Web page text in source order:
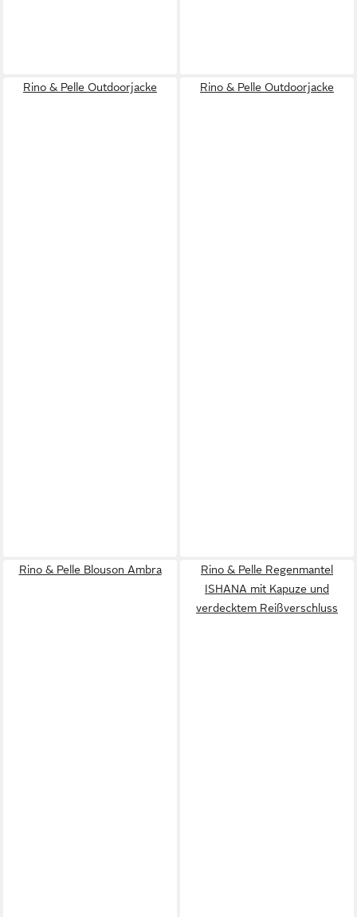
Rino & Pelle Outdoorjacke Rino & Pelle Outdoorjacke
Rino & Pelle Blouson Ambra
Rino & Pelle Regenmantel
ISHANA mit Kapuze und
verdecktem Reißverschluss